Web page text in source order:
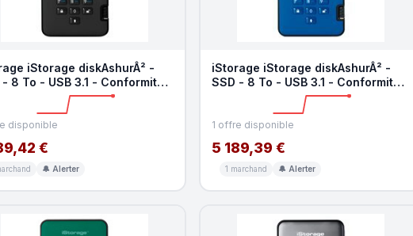
iStorage diskAshurÂ² -
- 8 To - USB 3.1 - Conformite
disponible
€
🔔 Alerter
iStorage iStorage diskAshurÂ² -
SSD - 8 To - USB 3.1 - Conformite
1 offre disponible
5 189,39 €
1 marchand 🔔 Alerter